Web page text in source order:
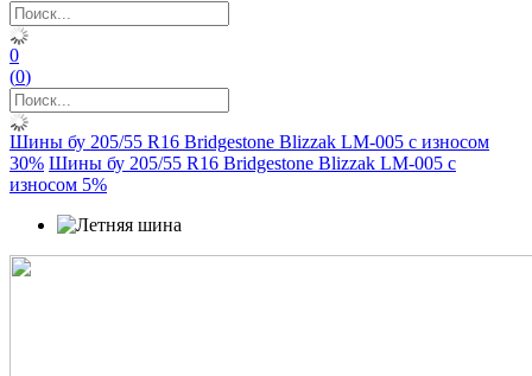
0
(0)
Шины бу 205/55 R16 Bridgestone Blizzak LM-005 с износом
30% Шины бу 205/55 R16 Bridgestone Blizzak LM-005 с
износом 5%